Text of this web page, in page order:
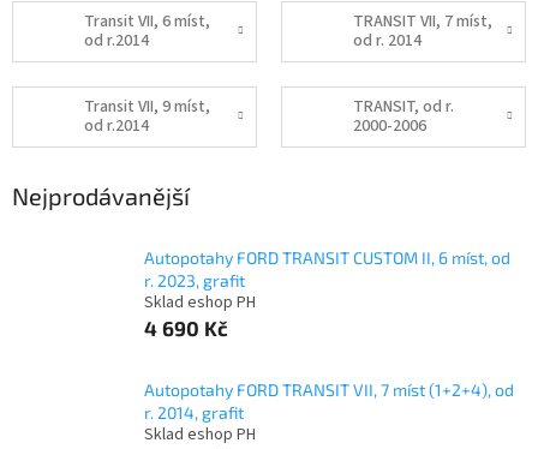
Transit VII, 6 míst,
od r.2014
TRANSIT VII, 7 míst,
od r. 2014
Transit VII, 9 míst,
od r.2014
TRANSIT, od r.
2000-2006
Nejprodávanější
Autopotahy FORD TRANSIT CUSTOM II, 6 míst, od
r. 2023, grafit
Sklad eshop PH
4 690 Kč
Autopotahy FORD TRANSIT VII, 7 míst (1+2+4), od
r. 2014, grafit
Sklad eshop PH